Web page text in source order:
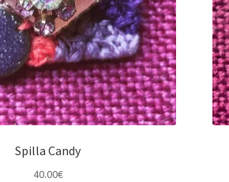
Spilla Candy
40.00€